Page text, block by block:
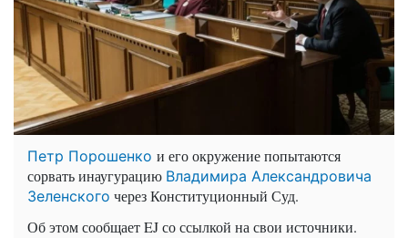
Петр Порошенко и его окружение попытаются
сорвать инаугурацию Владимира Александровича
Зеленского через Конституционный Суд.
Об этом сообщает EJ со ссылкой на свои источники.